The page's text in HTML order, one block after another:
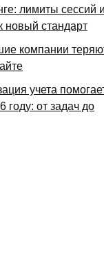
лимиты сессий и
новый стандарт
компании
учета
году: от задач до